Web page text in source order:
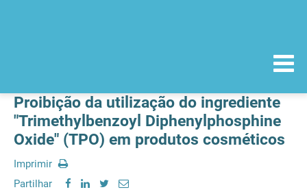
Proibição da utilização do ingrediente
"Trimethylbenzoyl Diphenylphosphine
Oxide" (TPO) em produtos cosméticos
Imprimir
Partilhar